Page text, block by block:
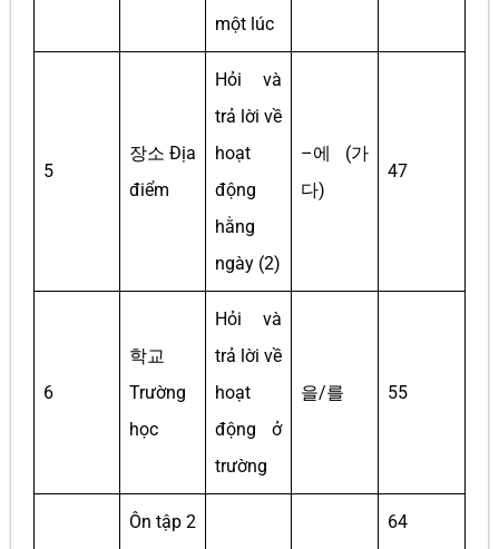
một lúc
5
장소 Địa
điểm
Hỏi và
trả lời về
hoạt
động
hằng
ngày (2)
–에 (가
다)
47
6
학교
Trường
học
Hỏi và
trả lời về
hoạt
động ở
trường
을/를 55
Ôn tập 2 64